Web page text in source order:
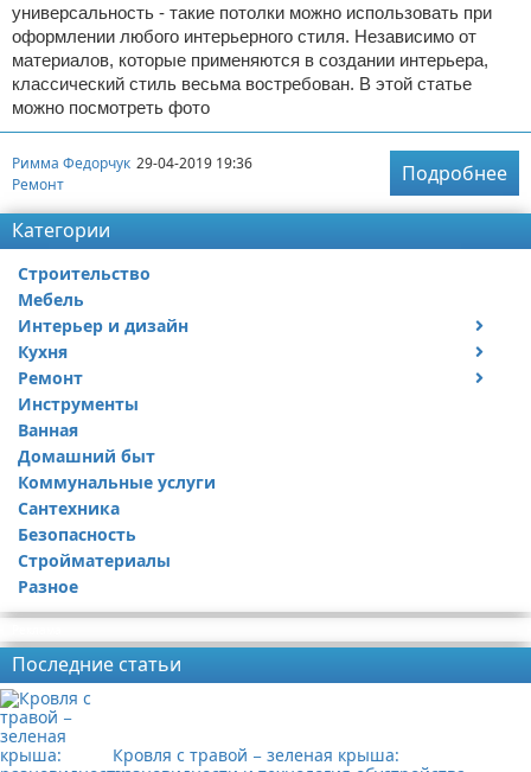
универсальность - такие потолки можно использовать при
оформлении любого интерьерного стиля. Независимо от
материалов, которые применяются в создании интерьера,
классический стиль весьма востребован. В этой статье
можно посмотреть фото
Римма Федорчук 29-04-2019 19:36
Ремонт
Подробнее
Категории
Строительство
Мебель
Интерьер и дизайн
Дизайн дачи
Дизайн квартиры
Кухня
Посуда
Ремонт
Ремонт дачи
Ремонт квартиры
Инструменты
Ванная
Домашний быт
Коммунальные услуги
Сантехника
Безопасность
Стройматериалы
Разное
Последние статьи
Кровля с травой − зеленая крыша: